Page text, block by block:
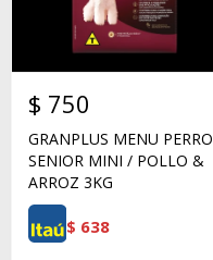
$ 750
GRANPLUS MENU PERRO
SENIOR MINI / POLLO &
ARROZ 3KG
$ 638